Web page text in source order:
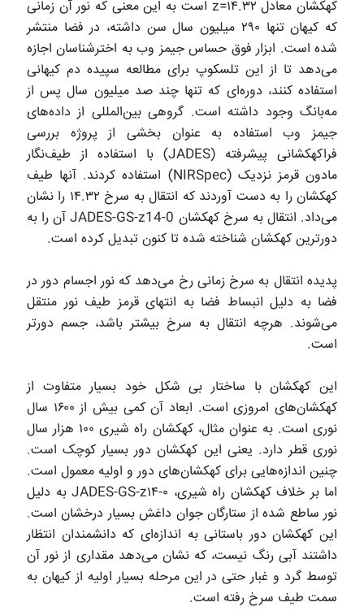
کهکشان معادل z=۱۴.۳۲ است به این معنی که نور آن زمانی
که کیهان تنها ۲۹۰ میلیون سال سن داشته، در فضا منتشر
شده است. ابزار فوق حساس جیمز وب به اخترشناسان اجازه
می‌دهد تا از این تلسکوپ برای مطالعه سپیده دم کیهانی
استفاده کنند، دوره‌ای که تنها چند صد میلیون سال پس از
مه‌بانگ وجود داشته است. گروهی بین‌المللی از داده‌های
جیمز وب استفاده به عنوان بخشی از پروژه بررسی
فراکهکشانی پیشرفته (JADES) با استفاده از طیف‌نگار
مادون قرمز نزدیک (NIRSpec) استفاده کردند. آنها طیف
کهکشان را به دست آوردند که انتقال به سرخ ۱۴.۳۲ را نشان
می‌داد. انتقال به سرخ کهکشان JADES-GS-z14-0 آن را به
دورترین کهکشان شناخته شده تا کنون تبدیل کرده است.
پدیده انتقال به سرخ زمانی رخ می‌دهد که نور اجسام دور در
فضا به دلیل انبساط فضا به انتهای قرمز طیف نور منتقل
می‌شوند. هرچه انتقال به سرخ بیشتر باشد، جسم دورتر
است.
این کهکشان با ساختار بی شکل خود بسیار متفاوت از
کهکشان‌های امروزی است. ابعاد آن کمی بیش از ۱۶۰۰ سال
نوری است. به عنوان مثال، کهکشان راه شیری ۱۰۰ هزار سال
نوری قطر دارد. یعنی این کهکشان دور بسیار کوچک است.
چنین اندازه‌هایی برای کهکشان‌های دور و اولیه معمول است.
اما بر خلاف کهکشان راه شیری، JADES-GS-z۱۴-۰ به دلیل
نور ساطع شده از ستارگان جوان داغش بسیار درخشان است.
این کهکشان دور باستانی به اندازه‌ای که دانشمندان انتظار
داشتند آبی رنگ نیست، که نشان می‌دهد مقداری از نور آن
توسط گرد و غبار حتی در این مرحله بسیار اولیه از کیهان به
سمت طیف سرخ رفته است.